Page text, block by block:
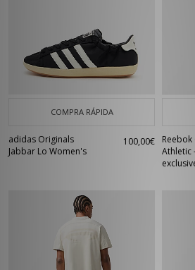
COMPRA RÁPIDA
adidas Originals
Jabbar Lo Women's
100,00€
Reebok
Athletic